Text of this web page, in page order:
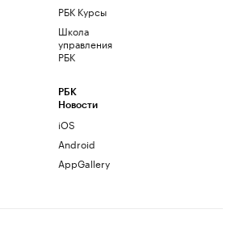
РБК Курсы
Школа
управления
РБК
РБК
Новости
iOS
Android
AppGallery